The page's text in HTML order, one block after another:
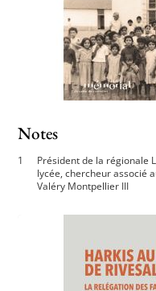
Notes
Président de la régionale
lycée, chercheur associé
Valéry Montpellier III